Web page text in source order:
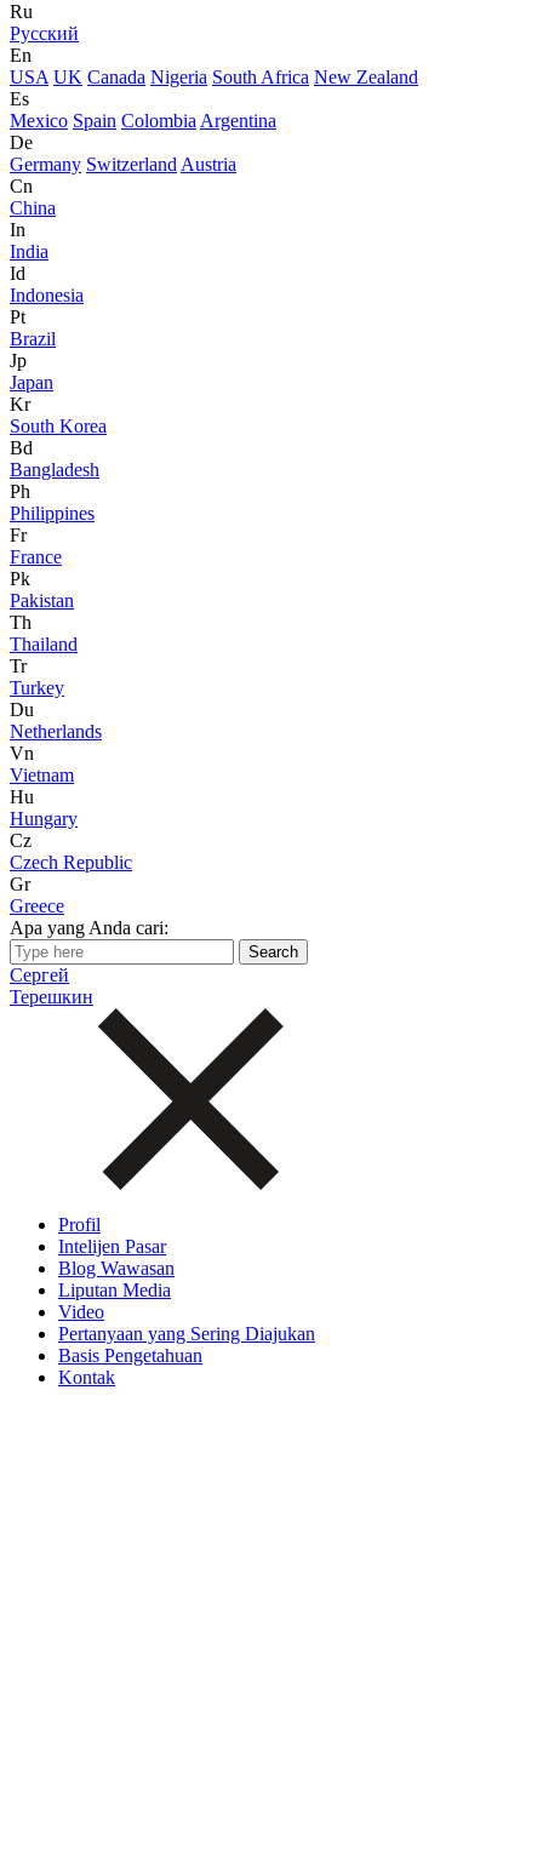
Ru
Русский
En
USA UK Canada Nigeria South Africa New Zealand
Es
Mexico Spain Colombia Argentina
De
Germany Switzerland Austria
Cn
China
In
India
Id
Indonesia
Pt
Brazil
Jp
Japan
Kr
South Korea
Bd
Bangladesh
Ph
Philippines
Fr
France
Pk
Pakistan
Th
Thailand
Tr
Turkey
Du
Netherlands
Vn
Vietnam
Hu
Hungary
Cz
Czech Republic
Gr
Greece
Apa yang Anda cari:
Сергей
Терешкин
Profil
Intelijen Pasar
Blog Wawasan
Liputan Media
Video
Pertanyaan yang Sering Diajukan
Basis Pengetahuan
Kontak